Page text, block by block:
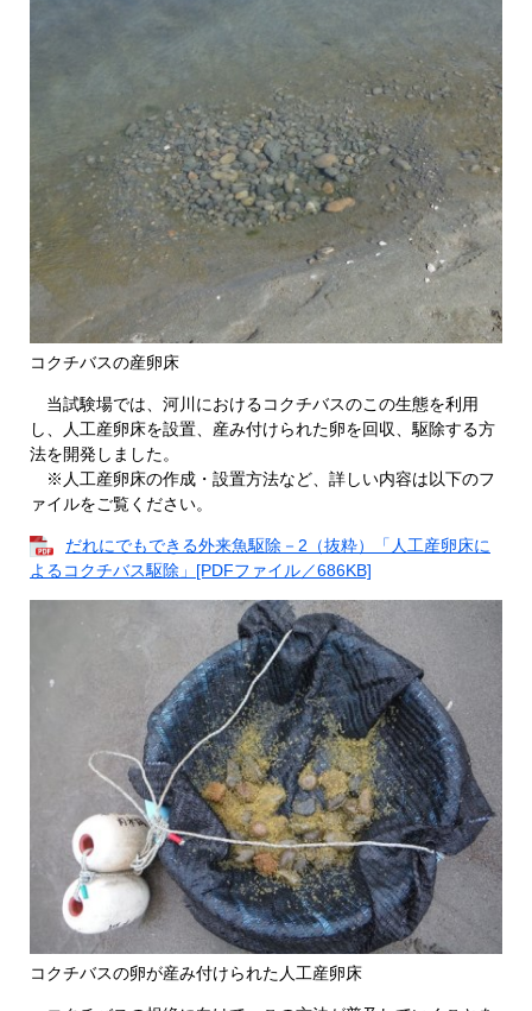
コクチバスの産卵床
当試験場では、河川におけるコクチバスのこの生態を利用
し、人工産卵床を設置、産み付けられた卵を回収、駆除する方
法を開発しました。
※人工産卵床の作成・設置方法など、詳しい内容は以下のフ
ァイルをご覧ください。
だれにでもできる外来魚駆除－2（抜粋）「人工産卵床に
よるコクチバス駆除」[PDFファイル／686KB]
コクチバスの卵が産み付けられた人工産卵床